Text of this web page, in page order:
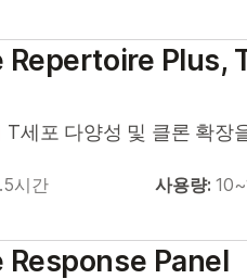
Plus,
세포 다양성 및 클론 확장
시간 사용량:
Panel